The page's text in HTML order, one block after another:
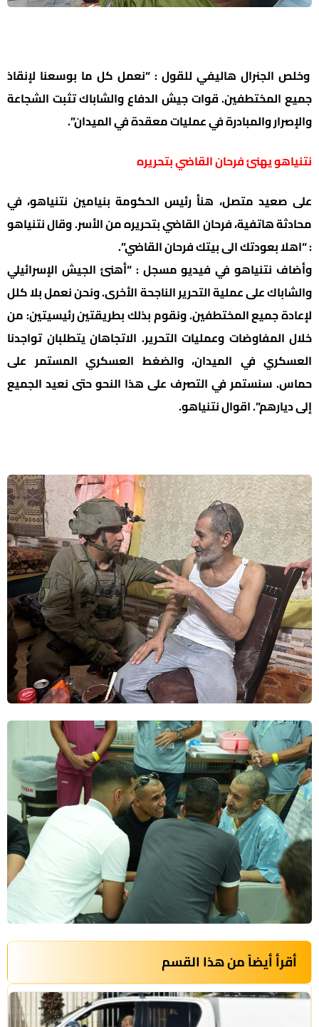
وخلص الجنرال هاليفي للقول : “نعمل كل ما بوسعنا لإنقاذ
جميع المختطفين. قوات جيش الدفاع والشاباك تثبت الشجاعة
والإصرار والمبادرة في عمليات معقدة في الميدان”.
نتنياهو يهنئ فرحان القاضي بتحريره
على صعيد متصل، هنأ رئيس الحكومة بنيامين نتنياهو، في
محادثة هاتفية، فرحان القاضي بتحريره من الأسر. وقال نتنياهو
: “اهلا بعودتك الى بيتك فرحان القاضي”.
وأضاف نتنياهو في فيديو مسجل : “أهنئ الجيش الإسرائيلي
والشاباك على عملية التحرير الناجحة الأخرى. ونحن نعمل بلا كلل
لإعادة جميع المختطفين. ونقوم بذلك بطريقتين رئيسيتين: من
خلال المفاوضات وعمليات التحرير. الاتجاهان يتطلبان تواجدنا
العسكري في الميدان، والضغط العسكري المستمر على
حماس. سنستمر في التصرف على هذا النحو حتى نعيد الجميع
إلى ديارهم”. اقوال نتنياهو.
أقرأ أيضاً من هذا القسم